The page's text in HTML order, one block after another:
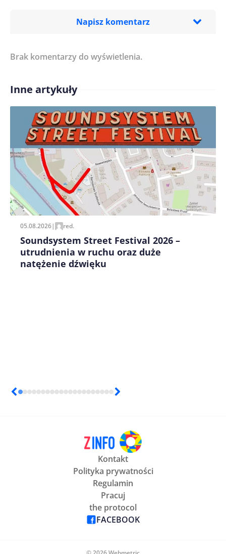
Napisz komentarz
Treść komentarza*
Imię/ Nick*
Zapamiętaj moje dane w tej przeglądarce podczas
pisania kolejnych komentarzy.
Brak komentarzy do wyświetlenia.
Inne artykuły
05.08.2026| red.
Soundsystem Street Festival 2026 –
utrudnienia w ruchu oraz duże
natężenie dźwięku
Kontakt
Polityka prywatności
Regulamin
Pracuj
the protocol
FACEBOOK